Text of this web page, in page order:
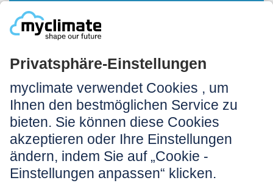
Rechtliches:
Impressum
Nutzungshinweis
AGB
Datenschutz